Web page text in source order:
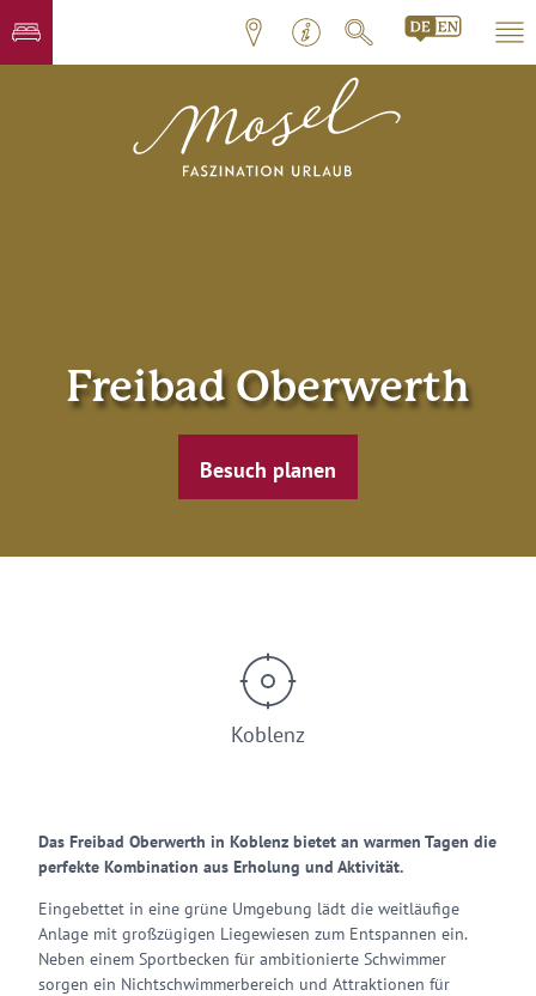
Freibad Oberwerth
Besuch planen
Koblenz
Das Freibad Oberwerth in Koblenz bietet an warmen Tagen die
perfekte Kombination aus Erholung und Aktivität.
Eingebettet in eine grüne Umgebung lädt die weitläufige
Anlage mit großzügigen Liegewiesen zum Entspannen ein.
Neben einem Sportbecken für ambitionierte Schwimmer
sorgen ein Nichtschwimmerbereich und Attraktionen für